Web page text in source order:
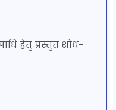
हेतु प्रस्तुत शोध-